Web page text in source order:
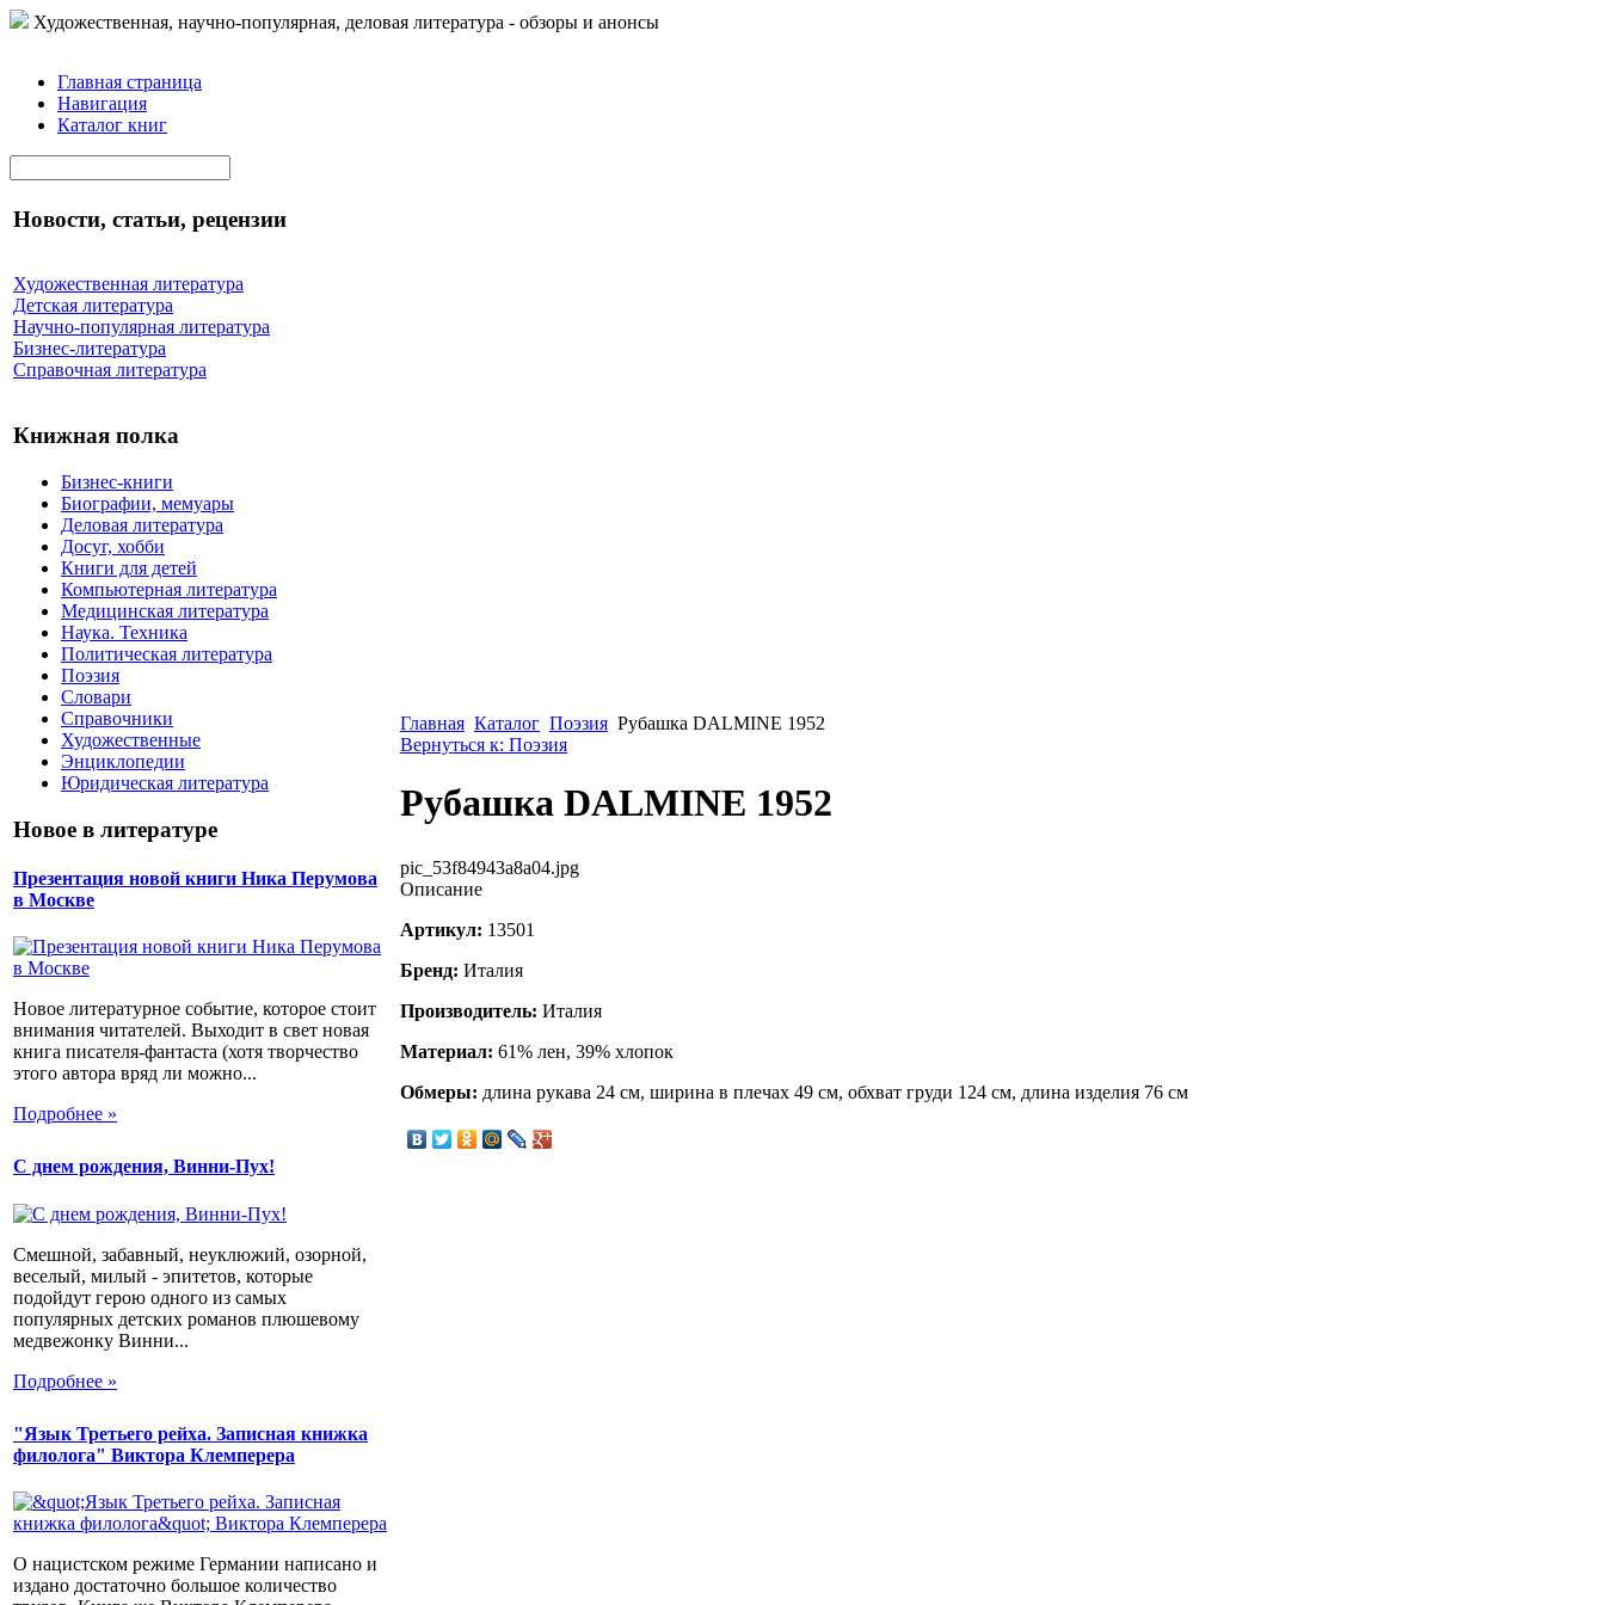
Художественная, научно-популярная, деловая литература - обзоры и анонсы
Главная страница
Навигация
Каталог книг
Новости, статьи, рецензии
Художественная литература
Детская литература
Научно-популярная литература
Бизнес-литература
Справочная литература
Книжная полка
Бизнес-книги
Биографии, мемуары
Деловая литература
Досуг, хобби
Книги для детей
Компьютерная литература
Медицинская литература
Наука. Техника
Политическая литература
Поэзия
Словари
Справочники
Художественные
Энциклопедии
Юридическая литература
Новое в литературе
Презентация новой книги Ника Перумова
в Москве
Новое литературное событие, которое стоит
внимания читателей. Выходит в свет новая
книга писателя-фантаста (хотя творчество
этого автора вряд ли можно...
Подробнее »
С днем рождения, Винни-Пух!
Смешной, забавный, неуклюжий, озорной,
веселый, милый - эпитетов, которые
подойдут герою одного из самых
популярных детских романов плюшевому
медвежонку Винни...
Подробнее »
"Язык Третьего рейха. Записная книжка
филолога" Виктора Клемперера
О нацистском режиме Германии написано и
издано достаточно большое количество
Главная Каталог Поэзия Рубашка DALMINE 1952
Вернуться к: Поэзия
Рубашка DALMINE 1952
pic_53f84943a8a04.jpg
Описание
Артикул: 13501
Бренд: Италия
Производитель: Италия
Материал: 61% лен, 39% хлопок
Обмеры: длина рукава 24 см, ширина в плечах 49 см, обхват груди 124 см, длина изделия 76 см